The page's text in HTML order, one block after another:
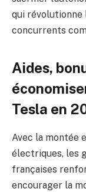
qui révolutionne
concurrents
Aides,
Tesla en
Avec la montée
électriques, les
françaises
encourager la